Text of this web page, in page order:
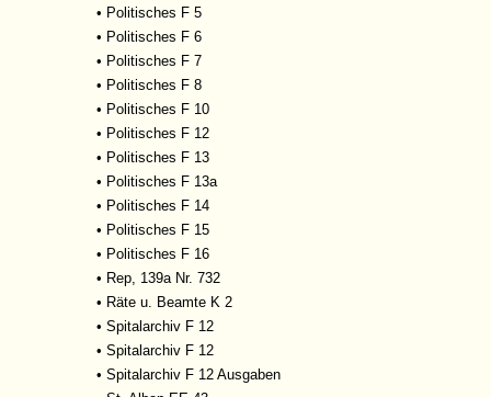
• Politisches F 5
• Politisches F 6
• Politisches F 7
• Politisches F 8
• Politisches F 10
• Politisches F 12
• Politisches F 13
• Politisches F 13a
• Politisches F 14
• Politisches F 15
• Politisches F 16
• Rep, 139a Nr. 732
• Räte u. Beamte K 2
• Spitalarchiv F 12
• Spitalarchiv F 12
• Spitalarchiv F 12 Ausgaben